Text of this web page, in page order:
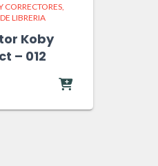
CORRECTORES
LIBRERIA
Koby
– 012